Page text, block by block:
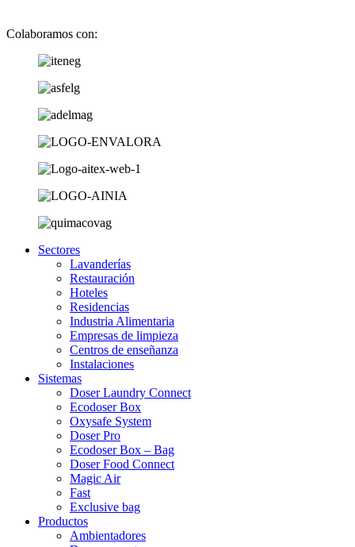
Colaboramos con:
Sectores
Lavanderías
Restauración
Hoteles
Residencias
Industria Alimentaria
Empresas de limpieza
Centros de enseñanza
Instalaciones
Sistemas
Doser Laundry Connect​
Ecodoser Box
Oxysafe System
Doser Pro
Ecodoser Box – Bag
Doser Food Connect
Magic Air
Fast
Exclusive bag
Productos
Ambientadores